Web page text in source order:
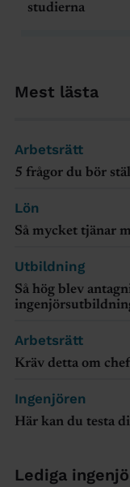
Mest lästa
Arbetsrätt
5 frågor du bör
Lön
Så mycket tjänar
Utbildning
Så hög blev
Arbetsrätt
Kräv detta om
Ingenjören
Här kan du testa
Lediga
studierna